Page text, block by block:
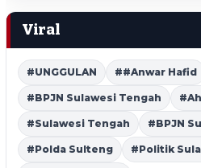
Viral
#UNGGULAN ##Anwar Hafid
#BPJN Sulawesi Tengah
#Sulawesi Tengah #BPJN
#Polda Sulteng #Politik